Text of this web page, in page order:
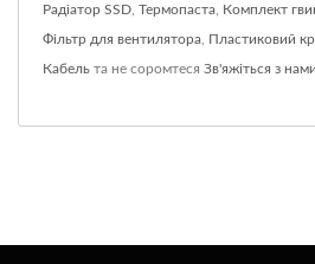
Радіатор SSD Термопаста Комплект
Фільтр для вентилятора Пластиковий
Кабель та не соромтеся Зв'яжіться з нами